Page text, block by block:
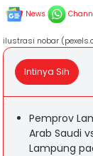
News
ilustrasi nobar
Intinya Sih
Pemprov
Arab Saudi
Lampung